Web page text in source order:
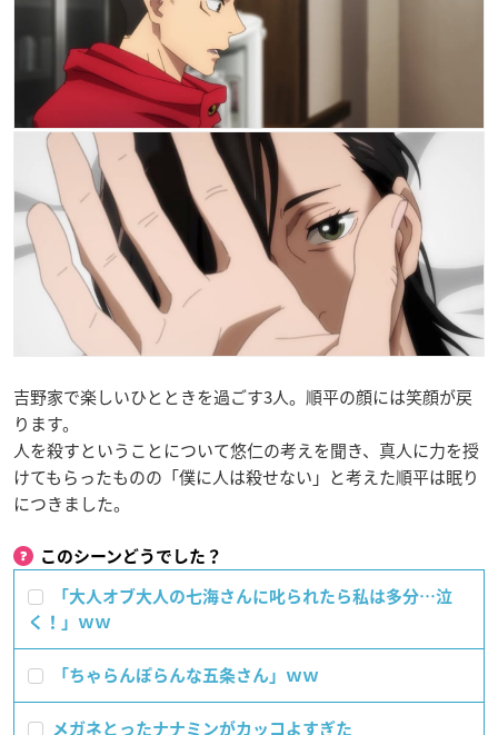
吉野家で楽しいひとときを過ごす3人。順平の顔には笑顔が戻
ります。
人を殺すということについて悠仁の考えを聞き、真人に力を授
けてもらったものの「僕に人は殺せない」と考えた順平は眠り
につきました。
このシーンどうでした？
「大人オブ大人の七海さんに叱られたら私は多分…泣
く！」ｗｗ
「ちゃらんぽらんな五条さん」ｗｗ
メガネとったナナミンがカッコよすぎた